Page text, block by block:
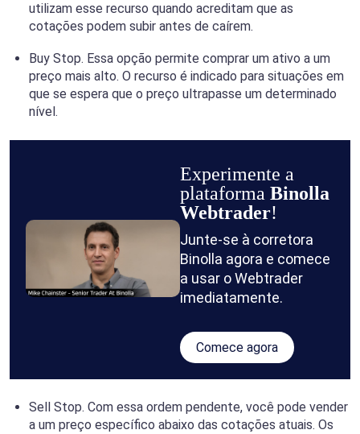
utilizam esse recurso quando acreditam que as
cotações podem subir antes de caírem.
Buy Stop. Essa opção permite comprar um ativo a um
preço mais alto. O recurso é indicado para situações em
que se espera que o preço ultrapasse um determinado
nível.
Experimente a
plataforma Binolla
Webtrader!
Junte-se à corretora
Binolla agora e comece
a usar o Webtrader
imediatamente.
Comece agora
Sell Stop. Com essa ordem pendente, você pode vender
a um preço específico abaixo das cotações atuais. Os